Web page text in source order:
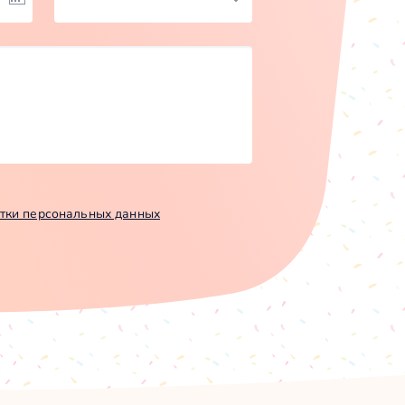
персональных данных